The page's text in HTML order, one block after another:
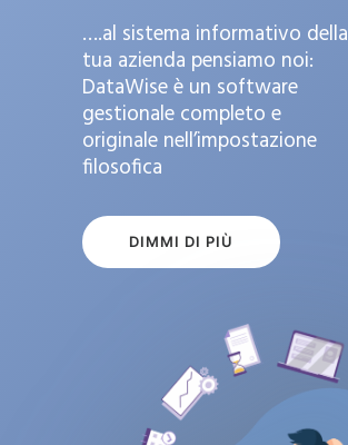
….al sistema informativo della
tua azienda pensiamo noi:
DataWise è un software
gestionale completo e
originale nell’impostazione
filosofica
DIMMI DI PIÙ